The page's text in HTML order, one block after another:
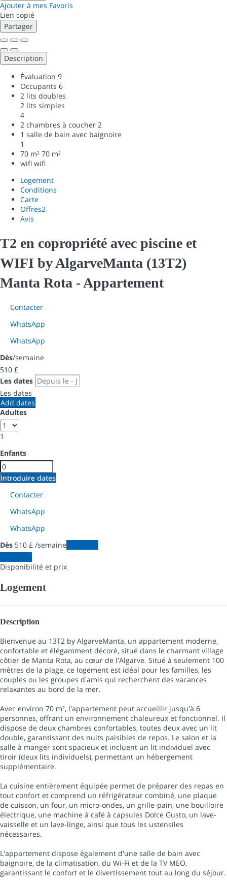
Ajouter à mes Favoris
Lien copié
Partager
Description
Évaluation 9
Occupants 6
2 lits doubles
2 lits simples
4
2 chambres à coucher 2
1 salle de bain avec baignoire
1
70 m² 70 m²
wifi wifi
Logement
Conditions
Carte
Offres2
Avis
T2 en copropriété avec piscine et
WIFI by AlgarveManta (13T2)
Manta Rota -Appartement
Contacter
WhatsApp
WhatsApp
Dès/semaine
510 £
Les dates
Les dates
Add dates
Adultes
1
Enfants
Introduire dates
Contacter
WhatsApp
WhatsApp
Dès 510 £ /semaine
Disponibilité et prix
Logement
Description
Bienvenue au 13T2 by AlgarveManta, un appartement moderne,
confortable et élégamment décoré, situé dans le charmant village
côtier de Manta Rota, au cœur de l'Algarve. Situé à seulement 100
mètres de la plage, ce logement est idéal pour les familles, les
couples ou les groupes d'amis qui recherchent des vacances
relaxantes au bord de la mer.
Avec environ 70 m², l'appartement peut accueillir jusqu'à 6
personnes, offrant un environnement chaleureux et fonctionnel. Il
dispose de deux chambres confortables, toutes deux avec un lit
double, garantissant des nuits paisibles de repos. Le salon et la
salle à manger sont spacieux et incluent un lit individuel avec
tiroir (deux lits individuels), permettant un hébergement
supplémentaire.
La cuisine entièrement équipée permet de préparer des repas en
tout confort et comprend un réfrigérateur combiné, une plaque
de cuisson, un four, un micro-ondes, un grille-pain, une bouilloire
électrique, une machine à café à capsules Dolce Gusto, un lave-
vaisselle et un lave-linge, ainsi que tous les ustensiles
nécessaires.
L'appartement dispose également d'une salle de bain avec
baignoire, de la climatisation, du Wi-Fi et de la TV MEO,
garantissant le confort et le divertissement tout au long du séjour.